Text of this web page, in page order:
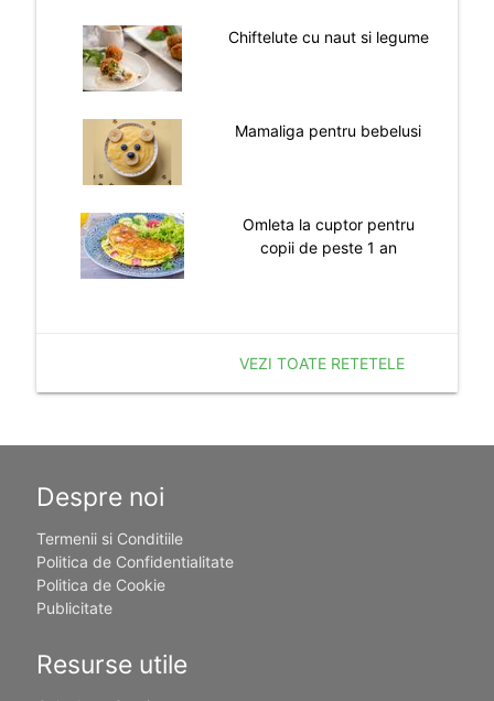
Chiftelute cu naut si legume
Mamaliga pentru bebelusi
Omleta la cuptor pentru
copii de peste 1 an
VEZI TOATE RETETELE
Despre noi
Termenii si Conditiile
Politica de Confidentialitate
Politica de Cookie
Publicitate
Resurse utile